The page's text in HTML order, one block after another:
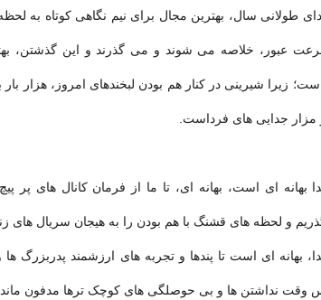
طولانى سال، بهترین مجال براى نیم نگاهى کوتاه به
عبور، خلاصه مى شوند و مى گذرند و این گذشتن،
زیرا شیرینى در کنار هم بودن لبخندهاى امروز، هزار
مزار جدایى هاى فرداست.
بهانه اى است، بهانه اى، تا ما از فرمان کانال هاى پر
و لحظه هاى قشنگ با هم بودن را به هیجان سریال هاى
بهانه اى است تا پندها و تجربه هاى ارزشمند پدربزرگ
وقت نداشتن ها و بى حوصلگى هاى کوچک ترها مدفون مانده